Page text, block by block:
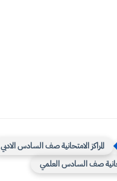
المراكز الامتحانية صف السادس الادبي
صف السادس العلمي